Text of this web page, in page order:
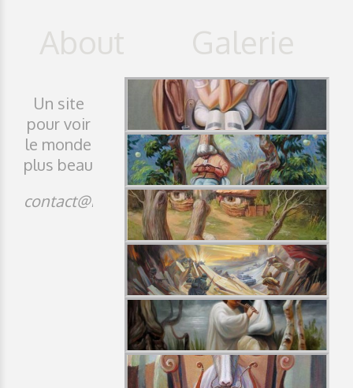
Un site
pour voir
le monde
plus beau
contact@idji.org